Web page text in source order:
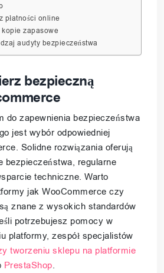
płatności online
zapasowe
audyty bezpieczeństwa
bezpieczną
do zapewnienia bezpieczeństwa
jest wybór odpowiedniej
Solidne rozwiązania oferują
bezpieczeństwa, regularne
techniczne. Warto
jak WooCommerce czy
znane z wysokich standardów
potrzebujesz pomocy w
platformy, zespół specjalistów
tworzeniu sklepu na platformie
PrestaShop.